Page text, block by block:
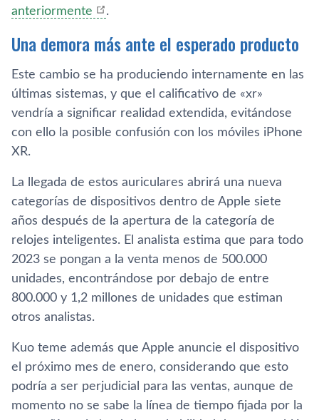
anteriormente
.
Una demora más ante el esperado producto
Este cambio se ha produciendo internamente en las
últimas sistemas, y que el calificativo de «xr»
vendría a significar realidad extendida, evitándose
con ello la posible confusión con los móviles iPhone
XR.
La llegada de estos auriculares abrirá una nueva
categorías de dispositivos dentro de Apple siete
años después de la apertura de la categoría de
relojes inteligentes. El analista estima que para todo
2023 se pongan a la venta menos de 500.000
unidades, encontrándose por debajo de entre
800.000 y 1,2 millones de unidades que estiman
otros analistas.
Kuo teme además que Apple anuncie el dispositivo
el próximo mes de enero, considerando que esto
podría a ser perjudicial para las ventas, aunque de
momento no se sabe la línea de tiempo fijada por la